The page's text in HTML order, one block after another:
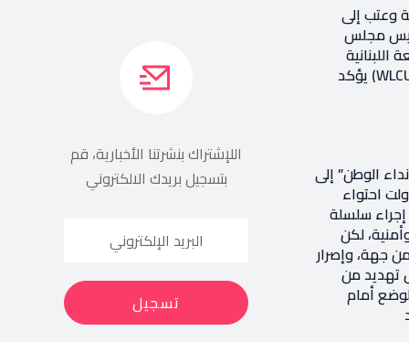
وعتب إلى
مجلس
اللبنانية
الثقافيّة في العالم (WLCU) يؤكد
الوطن” إلى
احتواء
إجراء سلسلة
لكن
جهة، وإصرار
تهديد من
أمام
اللإشتراك بنشرتنا الأخبارية، قم
بتسجيل بريدك الالكتروني